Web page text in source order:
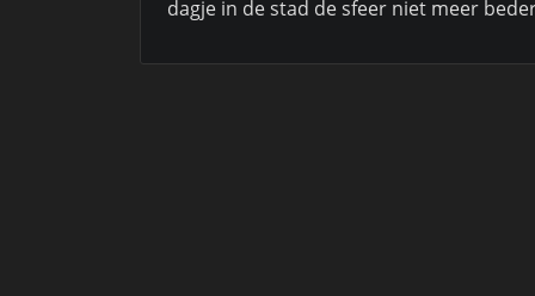
dagje in de stad de sfeer niet meer